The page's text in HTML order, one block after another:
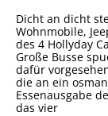
Dicht an dicht
Wohnmobile,
des 4 Hollyday
Große Busse
dafür
die an ein
Essenausgabe
das vier